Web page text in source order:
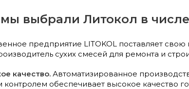
выбрали Литокол в
предприятие LITOKOL поставляет
сухих смесей для ремонта и
качество. Автоматизированное
контролем обеспечивает высокое качество